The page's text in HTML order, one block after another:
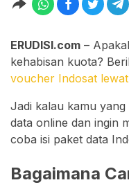
ERUDISI.com –
kehabisan kuota?
voucher Indosat
Jadi kalau kamu
data online dan ingin
coba isi paket data
Bagaimana